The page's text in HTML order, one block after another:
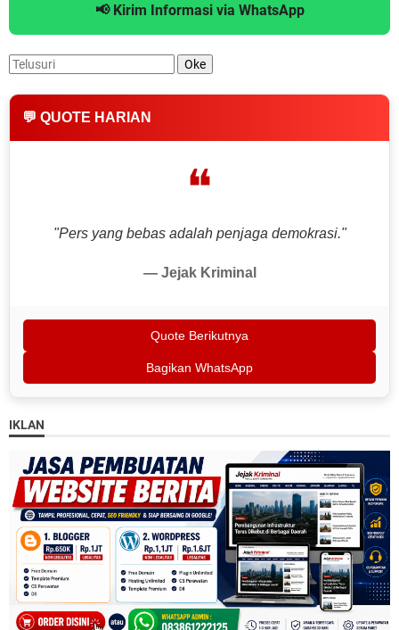
📢 Kirim Informasi via WhatsApp
💬 QUOTE HARIAN
❝
"Pers yang bebas adalah penjaga demokrasi."
— Jejak Kriminal
Quote Berikutnya
Bagikan WhatsApp
IKLAN